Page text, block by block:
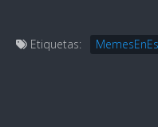
Etiquetas: